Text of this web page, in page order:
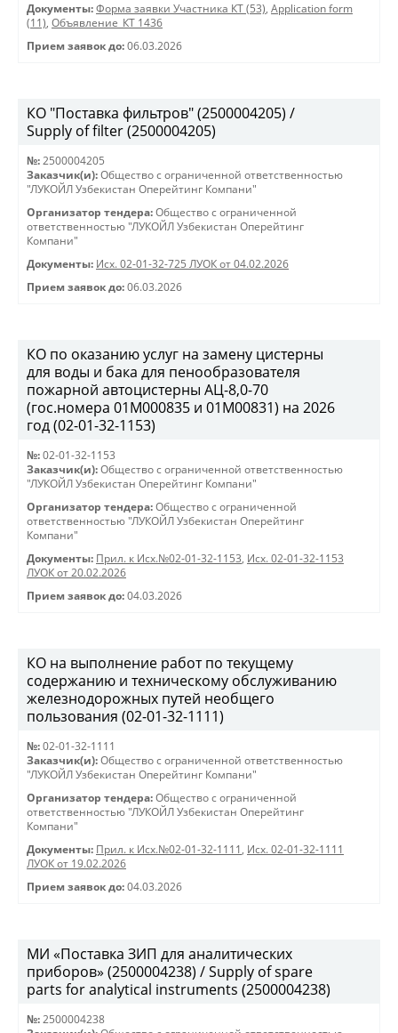
Документы: Форма заявки Участника КТ (53), Application form
(11), Объявление_КТ 1436
Прием заявок до: 06.03.2026
КО "Поставка фильтров" (2500004205) /
Supply of filter (2500004205)
№: 2500004205
Заказчик(и): Общество с ограниченной ответственностью
"ЛУКОЙЛ Узбекистан Оперейтинг Компани"
Организатор тендера: Общество с ограниченной
ответственностью "ЛУКОЙЛ Узбекистан Оперейтинг
Компани"
Документы: Исх. 02-01-32-725 ЛУОК от 04.02.2026
Прием заявок до: 06.03.2026
КО по оказанию услуг на замену цистерны
для воды и бака для пенообразователя
пожарной автоцистерны АЦ-8,0-70
(гос.номера 01М000835 и 01М00831) на 2026
год (02-01-32-1153)
№: 02-01-32-1153
Заказчик(и): Общество с ограниченной ответственностью
"ЛУКОЙЛ Узбекистан Оперейтинг Компани"
Организатор тендера: Общество с ограниченной
ответственностью "ЛУКОЙЛ Узбекистан Оперейтинг
Компани"
Документы: Прил. к Исх.№02-01-32-1153, Исх. 02-01-32-1153
ЛУОК от 20.02.2026
Прием заявок до: 04.03.2026
КО на выполнение работ по текущему
содержанию и техническому обслуживанию
железнодорожных путей необщего
пользования (02-01-32-1111)
№: 02-01-32-1111
Заказчик(и): Общество с ограниченной ответственностью
"ЛУКОЙЛ Узбекистан Оперейтинг Компани"
Организатор тендера: Общество с ограниченной
ответственностью "ЛУКОЙЛ Узбекистан Оперейтинг
Компани"
Документы: Прил. к Исх.№02-01-32-1111 , Исх. 02-01-32-1111
ЛУОК от 19.02.2026
Прием заявок до: 04.03.2026
МИ «Поставка ЗИП для аналитических
приборов» (2500004238) / Supply of spare
parts for analytical instruments (2500004238)
№: 2500004238